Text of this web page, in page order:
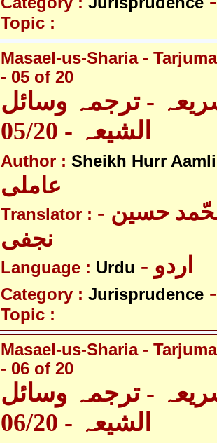
Topic :
Masael-us-Sharia -
- 05 of 20
- ترجمہ وسائل
الشیعہ - 05/20
Author : Sheikh Hurr Aamli
عاملی
Translator : - آیت اللہ محّمد حسین
نجفی
Language : Urdu - اردو
Category : Jurisprudence
Topic :
Masael-us-Sharia -
- 06 of 20
- ترجمہ وسائل
الشیعہ - 06/20